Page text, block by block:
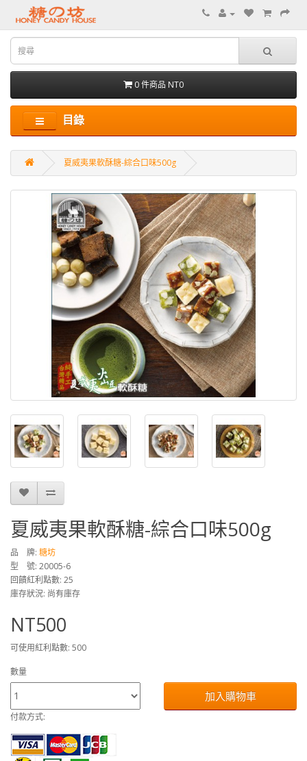
0 件商品 NT0
目錄
夏威夷果軟酥糖-綜合口味500g
夏威夷果軟酥糖-綜合口味500g
品 牌: 糖坊
型 號: 20005-6
回饋紅利點數: 25
庫存狀況: 尚有庫存
NT500
可使用紅利點數: 500
數量
加入購物車
付款方式: